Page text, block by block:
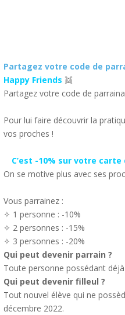
Partagez votre code de
Happy Friends 👯
Partagez votre code de
Pour lui faire découvrir la
vos proches !
C’est -10% sur votre
On se motive plus avec ses
Vous parrainez :
✧ 1 personne : -10%
✧ 2 personnes : -15%
✧ 3 personnes : -20%
Qui peut devenir parrain ?
Toute personne possédant
Qui peut devenir filleul ?
Tout nouvel élève qui ne
décembre 2022.